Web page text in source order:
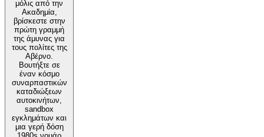
μόλις από την
Ακαδημία,
βρίσκεστε στην
πρώτη γραμμή
της άμυνας για
τους πολίτες της
Αβέρνο.
Βουτήξτε σε
έναν κόσμο
συναρπαστικών
καταδιώξεων
αυτοκινήτων,
sandbox
εγκλημάτων και
μια γερή δόση